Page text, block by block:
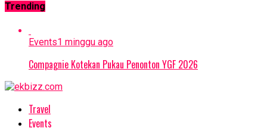
Trending
Events1 minggu ago
Compagnie Kotekan Pukau Penonton YGF 2026
Travel
Events